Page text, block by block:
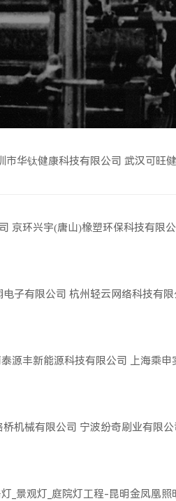
市华钛健康科技有限公司 武汉可旺
京环兴宇(唐山)橡塑环保科技有限
子有限公司 杭州轻云网络科技有限
源丰新能源科技有限公司 上海乘申
机械有限公司 宁波纷奇刷业有限公
_景观灯_庭院灯工程-昆明金凤凰照